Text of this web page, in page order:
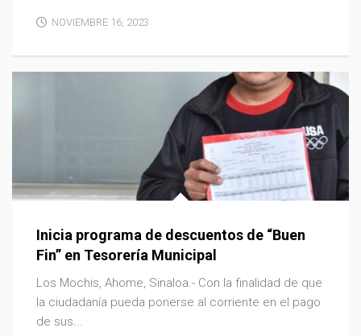
NOVIEMBRE 16, 2023
Inicia programa de descuentos de “Buen
Fin” en Tesorería Municipal
Los Mochis, Ahome, Sinaloa.- Con la finalidad de que
la ciudadanía pueda ponerse al corriente en el pago
de sus...